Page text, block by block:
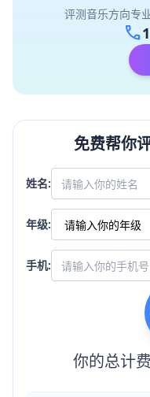
评测音乐方向专
call
免费帮你
姓名:
年级:
手机:
你的总计